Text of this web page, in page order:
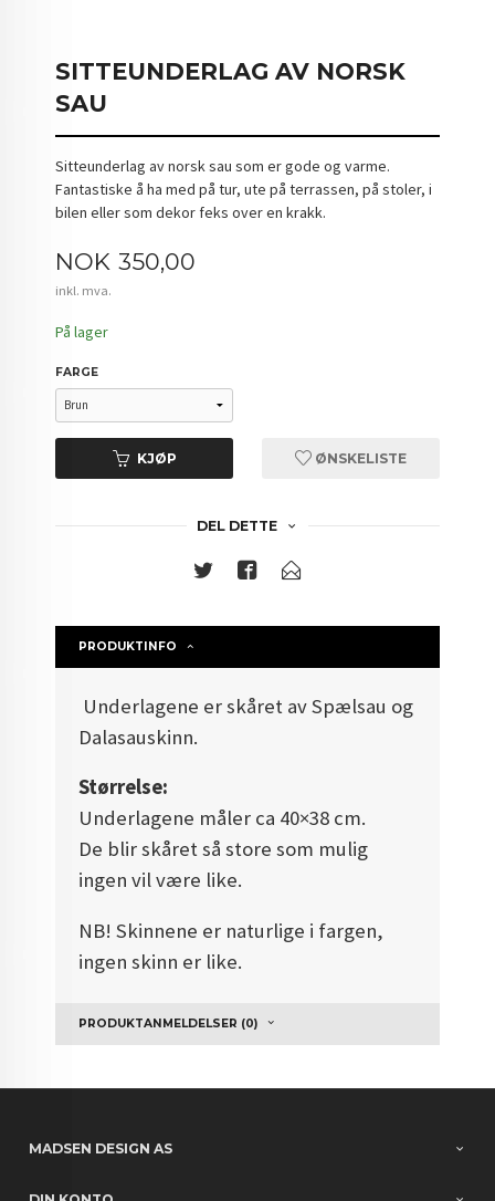
SITTEUNDERLAG AV NORSK
SAU
Sitteunderlag av norsk sau som er gode og varme.
Fantastiske å ha med på tur, ute på terrassen, på stoler, i
bilen eller som dekor feks over en krakk.
Pris
NOK 350,00
inkl. mva.
På lager
FARGE
KJØP ØNSKELISTE
DEL DETTE
PRODUKTINFO
Underlagene er skåret av Spælsau og
Dalasauskinn.
Størrelse:
Underlagene måler ca 40×38 cm.
De blir skåret så store som mulig
ingen vil være like.
NB! Skinnene er naturlige i fargen,
ingen skinn er like.
PRODUKTANMELDELSER (0)
MADSEN DESIGN AS